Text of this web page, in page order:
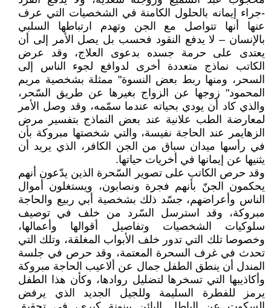
-جراء إيمانه بالحلول الكامنة في الشخصيات التي عرف
عنها أنها تتواصل مع الجن وتهدم ارتباطها السلبي
بالإنسان – لا يدفع النقود فحسب بل يصل الأمر إلى أن
يعتدى على حرمة جسده بدعوى العلاج، وقد عرض
الكاتب نماذج متعددة أخرى لدوافع لجوء الناس إلى
السحر، ومنها ربط بعض النسوة" ممثلة بشخصية مريم
المحمود" زوجها عن الزواج بغيرها عن طريق السّحر،
والذي كاد أن يودي بحياته عندما سمّمه، وقد وصل الأمر
لمعارضة الطب علانية عند بعض النماذج بتفسير مرض
الزهايمر عند الحاجة نفيسة، والتي شخصتها مبروكة بأن
في رأسها ميدان سباق من الجن الكافر، الذي يريد أن
يثنيها عن إيمانها في أخريات حياتها.
وقد حرص الكاتب على تصوير السّحرة الذين يدّعون أنهم
يحكمون الجنّ بأنهم فجرة ونصابون، ويستغلون أموال
الناس وأعراضهم، جسّد ذلك بشخصية أبي ربيع والحاجة
مبروكة، وقد استرسل السّرد من خلف في توصيف
سلوكيات الشخصيات وتفاصيل أقوالها وأعمالها،
وخصوصا تلك التي تدور خلف الأبواب المغلقة، وتلك التي
تحدث في غرف السحرة المعتمة، وقد حرص في جلسة
المندل أن ينطق الطفل جمال عن ألاعيب الحاجة مبروكة
وأكاذيبها التي تسخرها لتضليل روادها، وكأن هذا الطفل
يرمز للفطرة السليمة وللجيل الجديد الذي يرفض